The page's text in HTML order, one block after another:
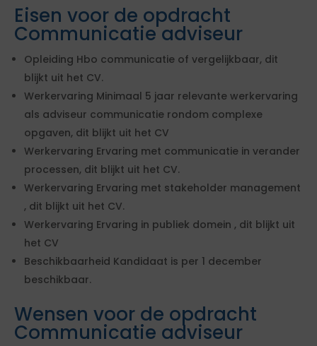
Eisen voor de opdracht
Communicatie adviseur
Opleiding Hbo communicatie of vergelijkbaar, dit
blijkt uit het CV.
Werkervaring Minimaal 5 jaar relevante werkervaring
als adviseur communicatie rondom complexe
opgaven, dit blijkt uit het CV
Werkervaring Ervaring met communicatie in verander
processen, dit blijkt uit het CV.
Werkervaring Ervaring met stakeholder management
, dit blijkt uit het CV.
Werkervaring Ervaring in publiek domein , dit blijkt uit
het CV
Beschikbaarheid Kandidaat is per 1 december
beschikbaar.
Wensen voor de opdracht
Communicatie adviseur